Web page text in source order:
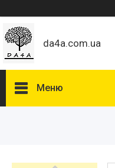
da4a.com.ua
Меню